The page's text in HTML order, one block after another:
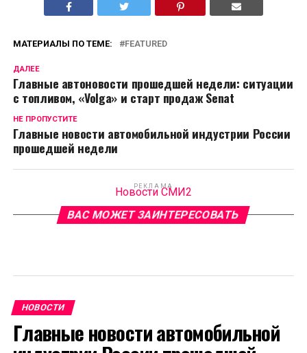
МАТЕРИАЛЫ ПО ТЕМЕ: FEATURED
ДАЛЕЕ
Главные автоновости прошедшей недели: ситуации
с топливом, «Volga» и старт продаж Senat
НЕ ПРОПУСТИТЕ
Главные новости автомобильной индустрии России
прошедшей недели
РЕКЛАМА
Новости СМИ2
ВАС МОЖЕТ ЗАИНТЕРЕСОВАТЬ
НОВОСТИ
Главные новости автомобильной